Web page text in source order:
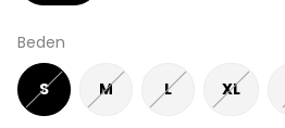
Beden
S M L XL